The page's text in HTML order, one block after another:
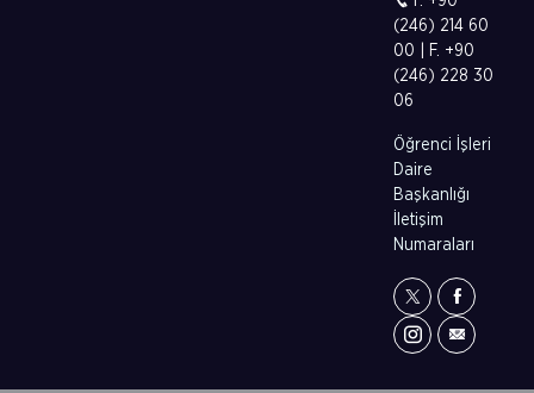
(246) 214 60
00 | F. +90
(246) 228 30
06
Öğrenci İşleri
Daire
Başkanlığı
İletişim
Numaraları